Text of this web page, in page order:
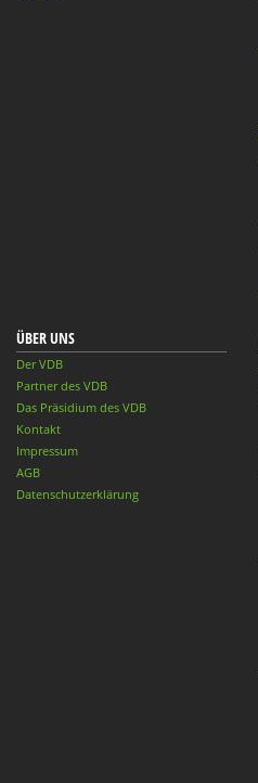
ÜBER UNS
Der VDB
Partner des VDB
Das Präsidium des VDB
Kontakt
Impressum
AGB
Datenschutzerklärung